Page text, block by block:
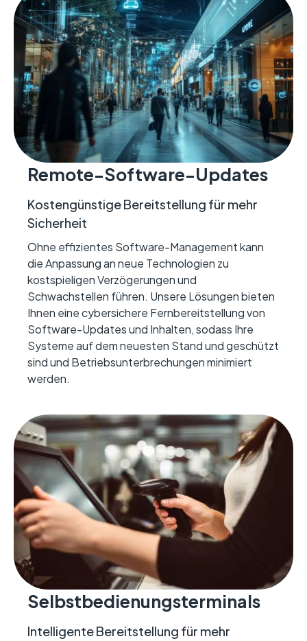
Remote-Software-Updates
Kostengünstige Bereitstellung für mehr
Sicherheit
Ohne effizientes Software-Management kann
die Anpassung an neue Technologien zu
kostspieligen Verzögerungen und
Schwachstellen führen. Unsere Lösungen bieten
Ihnen eine cybersichere Fernbereitstellung von
Software-Updates und Inhalten, sodass Ihre
Systeme auf dem neuesten Stand und geschützt
sind und Betriebsunterbrechungen minimiert
werden.
Selbstbedienungsterminals
Intelligente Bereitstellung für mehr